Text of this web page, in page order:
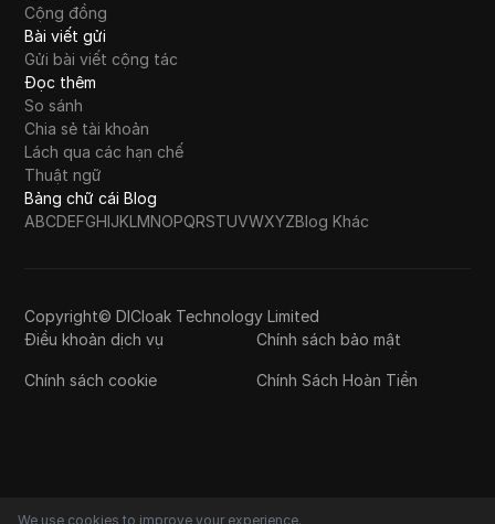
Cộng đồng
Bài viết gửi
Gửi bài viết cộng tác
Đọc thêm
So sánh
Chia sẻ tài khoản
Lách qua các hạn chế
Thuật ngữ
Bảng chữ cái Blog
ABCDEFGHIJKLMNOPQRSTUVWXYZBlog Khác
Copyright© DICloak Technology Limited
Điều khoản dịch vụ
Chính sách bảo mật
Chính sách cookie Chính Sách Hoàn Tiền
We use cookies to improve your experience.